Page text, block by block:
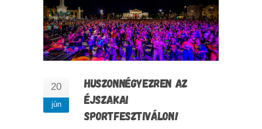
20
jún
HUSZONNÉGYEZREN AZ
ÉJSZAKAI
SPORTFESZTIVÁLON!